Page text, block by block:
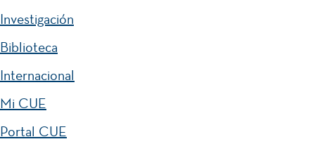
Investigación
Biblioteca
Internacional
Mi CUE
Portal CUE